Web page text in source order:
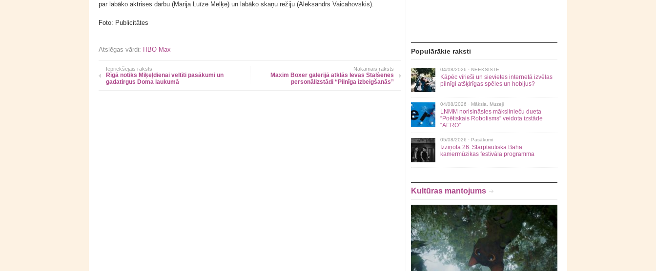
par labāko aktrises darbu (Marija Luīze Meļķe) un labāko skaņu režiju (Aleksandrs Vaicahovskis).
Foto: Publicitātes
Atslēgas vārdi: HBO Max
Iepriekšējais raksts
Rīgā notiks Miķeļdienai veltīti pasākumi un
gadatirgus Doma laukumā
Nākamais raksts
Maxim Boxer galerijā atklās Ievas Stalšenes
personālizstādi “Pilnīga izbeigšanās”
Populārākie raksti
04/08/2026 · NEEKSISTE
Kāpēc vīrieši un sievietes internetā izvēlas
pilnīgi atšķirīgas spēles un hobijus?
04/08/2026 · Māksla Muzeji
LNMM norisināsies mākslinieču dueta
“Poētiskais Robotisms” veidota izstāde
“AERO”
05/08/2026 · Pasākumi
Izziņota 26. Starptautiskā Baha
kamermūzikas festivāla programma
Kultūras mantojums